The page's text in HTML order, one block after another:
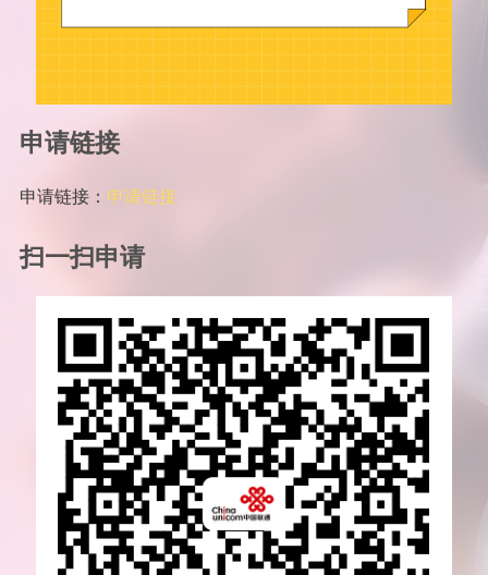
申请链接
申请链接： 申请链接
扫一扫申请